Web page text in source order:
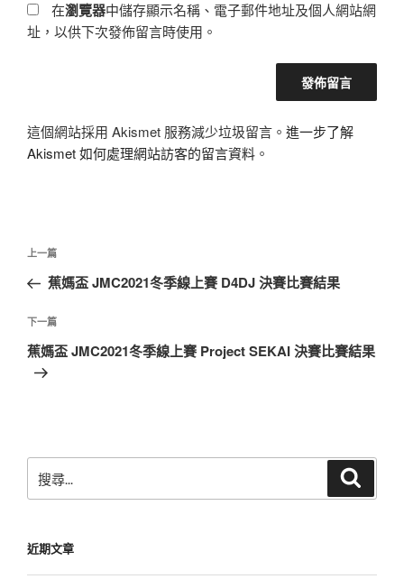
在瀏覽器中儲存顯示名稱、電子郵件地址及個人網站網
址，以供下次發佈留言時使用。
這個網站採用 Akismet 服務減少垃圾留言。 進一步了解
Akismet 如何處理網站訪客的留言資料 。
文
導
覽
上
一
文
章
上一篇
蕉媽盃 JMC2021冬季線上賽 D4DJ 決賽比賽結果
下
一
篇
下一篇
蕉媽盃 JMC2021冬季線上賽 Project SEKAI 決賽比賽結果
尋
字:
近期文章